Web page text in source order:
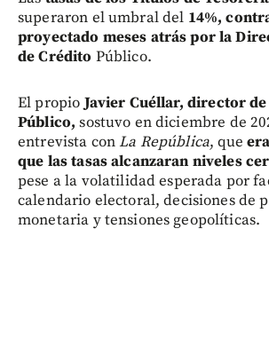
superaron el umbral del 14%,
proyectado meses atrás por la
de Crédito Público.
El propioJavier Cuéllar, director
Público, sostuvo en diciembre de
entrevista conLa República, que
que las tasas alcanzaran niveles
pese a la volatilidad esperada por
calendario electoral, decisiones de
monetaria y tensiones geopolíticas.